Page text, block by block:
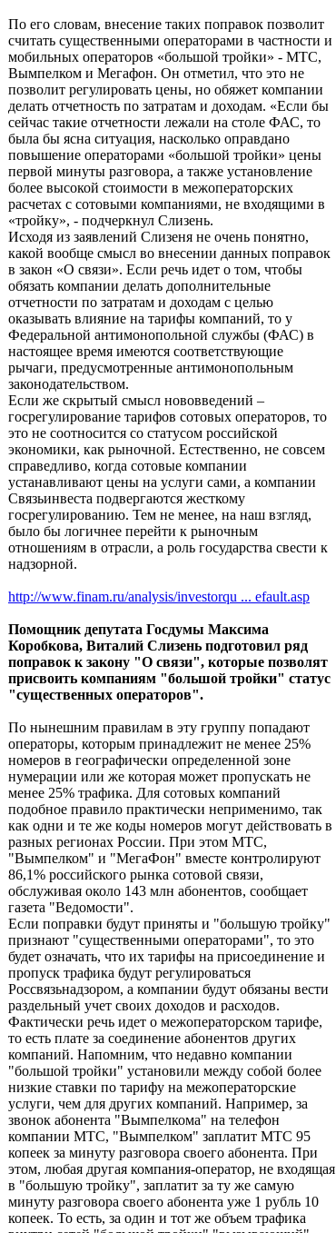
По его словам, внесение таких поправок позволит
считать существенными операторами в частности и
мобильных операторов «большой тройки» - МТС,
Вымпелком и Мегафон. Он отметил, что это не
позволит регулировать цены, но обяжет компании
делать отчетность по затратам и доходам. «Если бы
сейчас такие отчетности лежали на столе ФАС, то
была бы ясна ситуация, насколько оправдано
повышение операторами «большой тройки» цены
первой минуты разговора, а также установление
более высокой стоимости в межоператорских
расчетах с сотовыми компаниями, не входящими в
«тройку», - подчеркнул Слизень.
Исходя из заявлений Слизеня не очень понятно,
какой вообще смысл во внесении данных поправок
в закон «О связи». Если речь идет о том, чтобы
обязать компании делать дополнительные
отчетности по затратам и доходам с целью
оказывать влияние на тарифы компаний, то у
Федеральной антимонопольной службы (ФАС) в
настоящее время имеются соответствующие
рычаги, предусмотренные антимонопольным
законодательством.
Если же скрытый смысл нововведений –
госрегулирование тарифов сотовых операторов, то
это не соотносится со статусом российской
экономики, как рыночной. Естественно, не совсем
справедливо, когда сотовые компании
устанавливают цены на услуги сами, а компании
Связьинвеста подвергаются жесткому
госрегулированию. Тем не менее, на наш взгляд,
было бы логичнее перейти к рыночным
отношениям в отрасли, а роль государства свести к
надзорной.
http://www.finam.ru/analysis/investorqu ... efault.asp
Помощник депутата Госдумы Максима
Коробкова, Виталий Слизень подготовил ряд
поправок к закону "О связи", которые позволят
присвоить компаниям "большой тройки" статус
"существенных операторов".
По нынешним правилам в эту группу попадают
операторы, которым принадлежит не менее 25%
номеров в географически определенной зоне
нумерации или же которая может пропускать не
менее 25% трафика. Для сотовых компаний
подобное правило практически неприменимо, так
как одни и те же коды номеров могут действовать в
разных регионах России. При этом МТС,
"Вымпелком" и "МегаФон" вместе контролируют
86,1% российского рынка сотовой связи,
обслуживая около 143 млн абонентов, сообщает
газета "Ведомости".
Если поправки будут приняты и "большую тройку"
признают "существенными операторами", то это
будет означать, что их тарифы на присоединение и
пропуск трафика будут регулироваться
Россвязьнадзором, а компании будут обязаны вести
раздельный учет своих доходов и расходов.
Фактически речь идет о межоператорском тарифе,
то есть плате за соединение абонентов других
компаний. Напомним, что недавно компании
"большой тройки" установили между собой более
низкие ставки по тарифу на межоператорские
услуги, чем для других компаний. Например, за
звонок абонента "Вымпелкома" на телефон
компании МТС, "Вымпелком" заплатит МТС 95
копеек за минуту разговора своего абонента. При
этом, любая другая компания-оператор, не входящая
в "большую тройку", заплатит за ту же самую
минуту разговора своего абонента уже 1 рубль 10
копеек. То есть, за один и тот же объем трафика